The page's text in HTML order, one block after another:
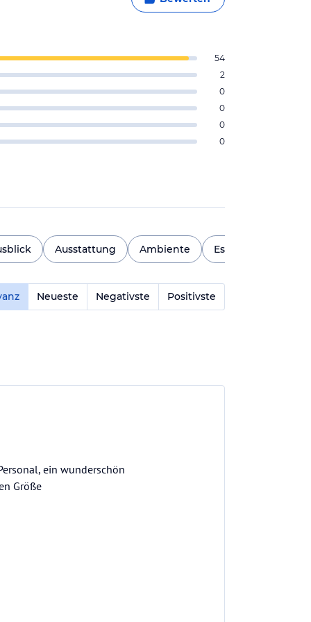
54
2
0
0
0
0
Ausstattung Ambiente Essensvielfalt
Neueste Negativste Positivste
ein wunderschön
Größe